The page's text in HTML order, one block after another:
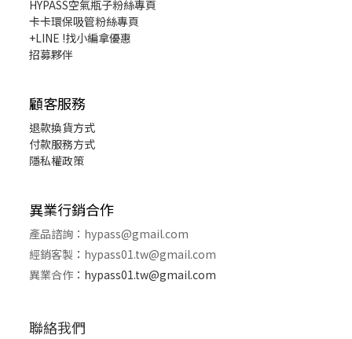
HYPASS空氣瓶子粉絲專頁
卡卡環保吸管粉絲專頁
+LINE !找小編拿優惠
招募夥伴
顧客服務
退款換貨方式
付款服務方式
隱私權政策
異業行銷合作
產品諮詢： hypass@gmail.com
經銷客製 ： hypass01.tw@gmail.com
異業合作 ： hypass01.tw@gmail.com
聯絡我們